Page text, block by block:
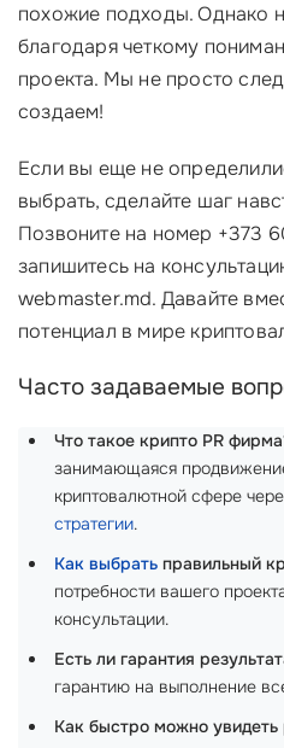
похожие подходы. Однако
благодаря четкому
проекта. Мы не просто
создаем!
Если вы еще не
выбрать, сделайте шаг
Позвоните на номер +373
запишитесь на
webmaster.md. Давайте
потенциал в мире
Часто задаваемые
Что такое крипто PR
занимающаяся
криптовалютной сфере
стратегии.
Как выбрать правильный
потребности вашего
консультации.
Есть ли гарантия
гарантию на выполнение
Как быстро можно увидеть